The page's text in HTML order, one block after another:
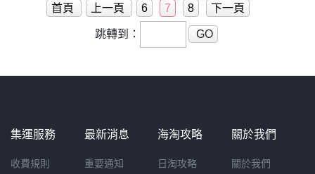
首頁 上一頁 6 7 8 下一頁
跳轉到： GO
集運服務
收費規則
最新消息
重要通知
海淘攻略
日淘攻略
關於我們
關於我們